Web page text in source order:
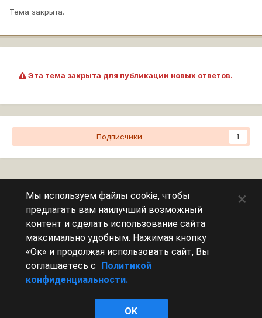
Тема закрыта.
Эта тема закрыта для публикации новых ответов.
Подписчики 1
Сейчас на странице
Эту страницу никто не просматривает.
Леста Игры
Мы используем файлы cookie, чтобы
предлагать вам наилучший возможный
контент и сделать использование сайта
максимально удобным. Нажимая кнопку
«Ок» и продолжая использовать сайт, Вы
соглашаетесь с Политикой
конфиденциальности.
OK
×